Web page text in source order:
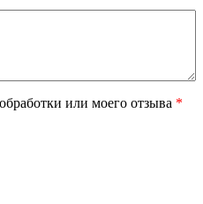
или моего отзыва *